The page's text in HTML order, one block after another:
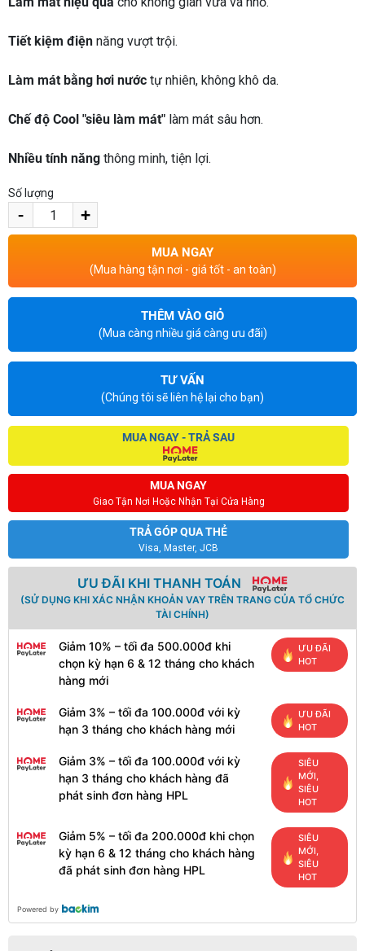
Tiết kiệm điện năng vượt trội.
Làm mát bằng hơi nước tự nhiên, không khô da.
Chế độ Cool "siêu làm mát" làm mát sâu hơn.
Nhiều tính năng thông minh, tiện lợi.
Số lượng
- +
MUA NGAY
(Mua hàng tận nơi - giá tốt - an toàn)
THÊM VÀO GIỎ
(Mua càng nhiều giá càng ưu đãi)
TƯ VẤN
(Chúng tôi sẽ liên hệ lại cho bạn)
MUA NGAY
Giao Tận Nơi Hoặc Nhận Tại Cửa Hàng
TRẢ GÓP QUA THẺ
Visa, Master, JCB
MUA NGAY - TRẢ SAU
ƯU ĐÃI KHI THANH TOÁN
(SỬ DỤNG KHI XÁC NHẬN KHOẢN VAY TRÊN TRANG CỦA TỔ CHỨC
TÀI CHÍNH)
Giảm 10% – tối đa 500.000đ khi
chọn kỳ hạn 6 & 12 tháng cho khách
hàng mới
ƯU ĐÃI
HOT
Giảm 3% – tối đa 100.000đ với kỳ
hạn 3 tháng cho khách hàng mới
ƯU ĐÃI
HOT
Giảm 3% – tối đa 100.000đ với kỳ
hạn 3 tháng cho khách hàng đã
phát sinh đơn hàng HPL
SIÊU
MỚI,
SIÊU
HOT
Giảm 5% – tối đa 200.000đ khi chọn
kỳ hạn 6 & 12 tháng cho khách hàng
đã phát sinh đơn hàng HPL
SIÊU
MỚI,
SIÊU
HOT
Powered by